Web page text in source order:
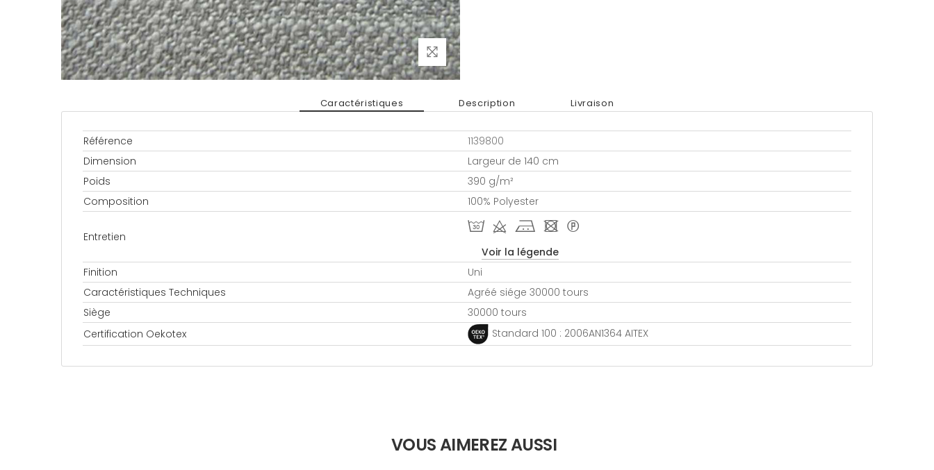
Caractéristiques Description Livraison
Référence
1139800
Dimension
Largeur de 140 cm
Poids
390 g/m²
Composition
100% Polyester
Entretien
T d j - *
Voir la légende
Finition
Uni
Caractéristiques Techniques
Agréé siége 30000 tours
Siège
30000 tours
Certification Oekotex
Standard 100 : 2006AN1364 AITEX
VOUS AIMEREZ AUSSI